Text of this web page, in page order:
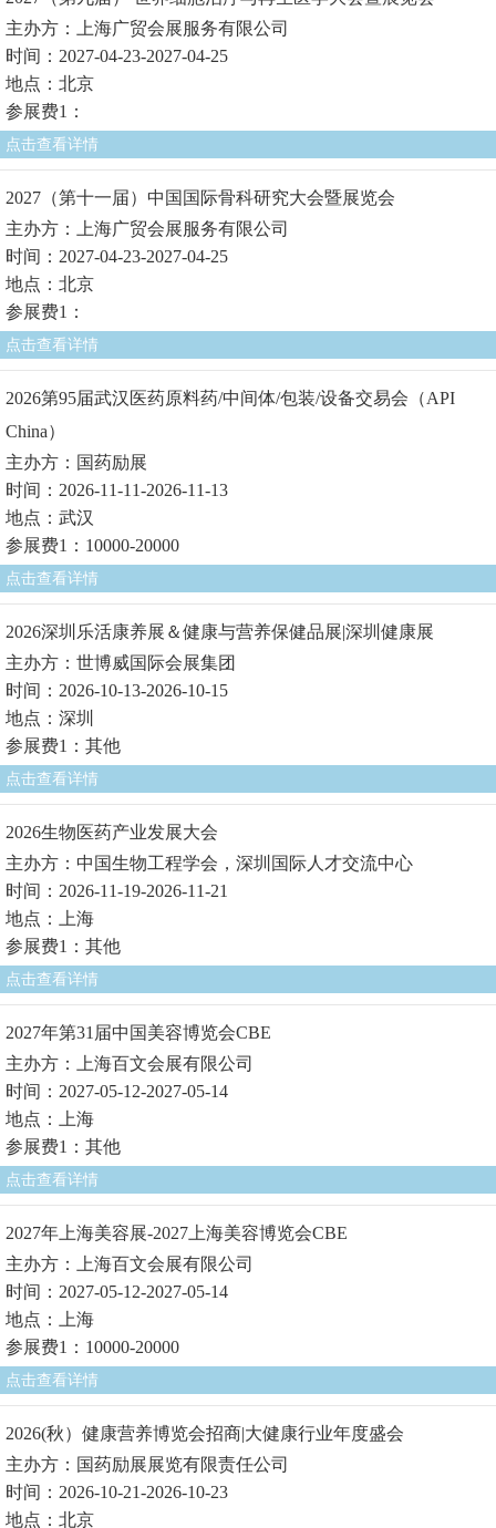
主办方：上海广贸会展服务有限公司
时间：2027-04-23-2027-04-25
地点：北京
参展费1：
点击查看详情
2027（第十一届）中国国际骨科研究大会暨展览会
主办方：上海广贸会展服务有限公司
时间：2027-04-23-2027-04-25
地点：北京
参展费1：
点击查看详情
2026第95届武汉医药原料药/中间体/包装/设备交易会（API
China）
主办方：国药励展
时间：2026-11-11-2026-11-13
地点：武汉
参展费1：10000-20000
点击查看详情
2026深圳乐活康养展＆健康与营养保健品展|深圳健康展
主办方：世博威国际会展集团
时间：2026-10-13-2026-10-15
地点：深圳
参展费1：其他
点击查看详情
2026生物医药产业发展大会
主办方：中国生物工程学会，深圳国际人才交流中心
时间：2026-11-19-2026-11-21
地点：上海
参展费1：其他
点击查看详情
2027年第31届中国美容博览会CBE
主办方：上海百文会展有限公司
时间：2027-05-12-2027-05-14
地点：上海
参展费1：其他
点击查看详情
2027年上海美容展-2027上海美容博览会CBE
主办方：上海百文会展有限公司
时间：2027-05-12-2027-05-14
地点：上海
参展费1：10000-20000
点击查看详情
2026(秋）健康营养博览会招商|大健康行业年度盛会
主办方：国药励展展览有限责任公司
时间：2026-10-21-2026-10-23
地点：北京